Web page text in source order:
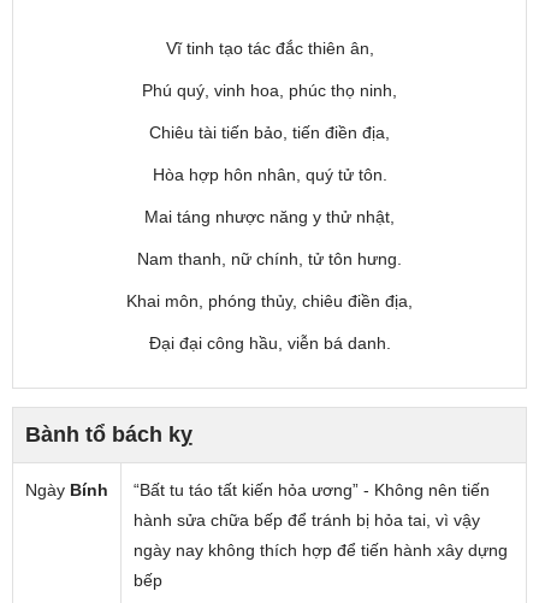
Vĩ tinh tạo tác đắc thiên ân,
Phú quý, vinh hoa, phúc thọ ninh,
Chiêu tài tiến bảo, tiến điền địa,
Hòa hợp hôn nhân, quý tử tôn.
Mai táng nhược năng y thử nhật,
Nam thanh, nữ chính, tử tôn hưng.
Khai môn, phóng thủy, chiêu điền địa,
Đại đại công hầu, viễn bá danh.
Bành tổ bách kỵ
Ngày Bính
“Bất tu táo tất kiến hỏa ương” - Không nên tiến
hành sửa chữa bếp để tránh bị hỏa tai, vì vậy
ngày nay không thích hợp để tiến hành xây dựng
bếp